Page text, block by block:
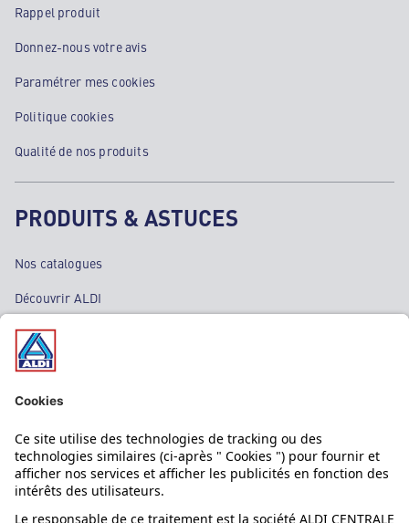
Rappel produit
Donnez-nous votre avis
Paramétrer mes cookies
Politique cookies
Qualité de nos produits
PRODUITS & ASTUCES
Nos catalogues
Découvrir ALDI
Nos bons plans
Nos rayons
Nos marques
Nos astuces
Évènements